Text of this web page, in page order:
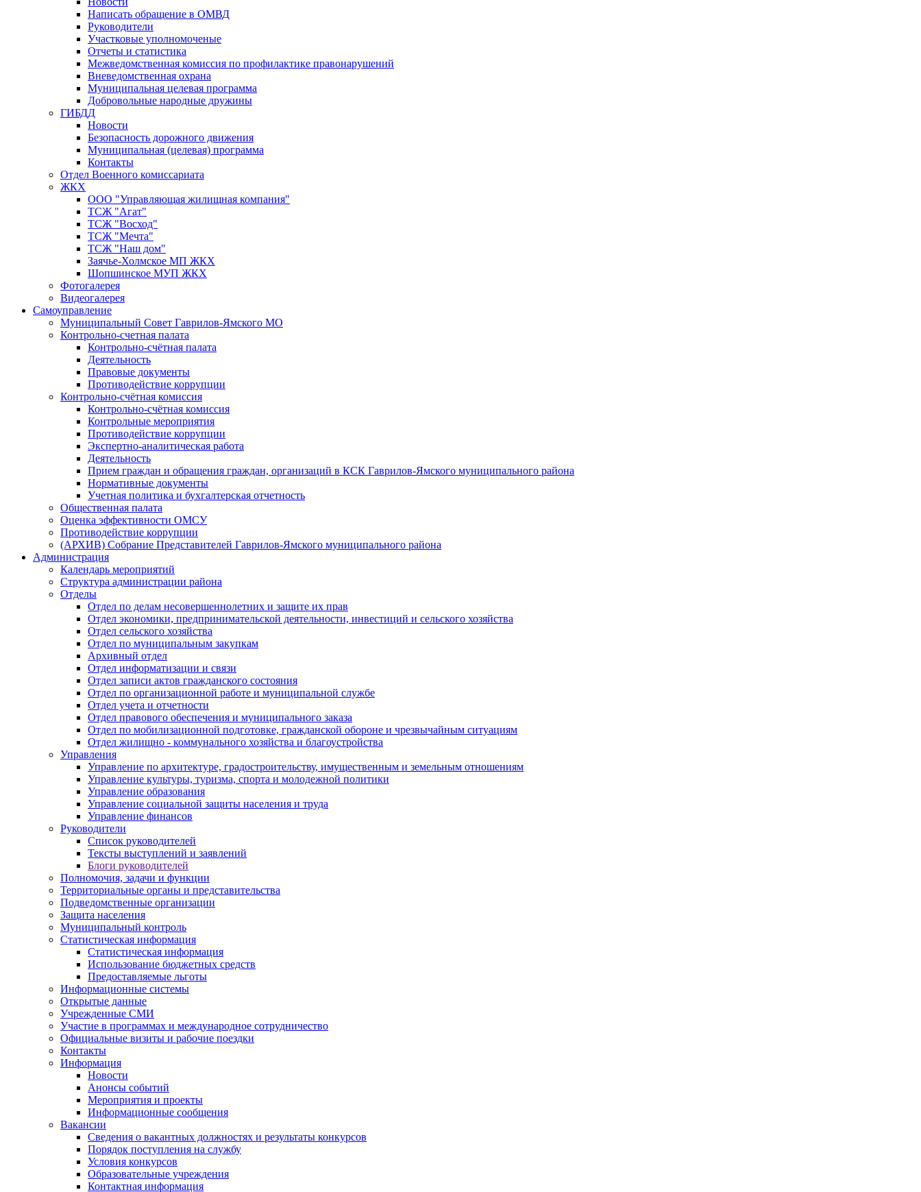
Написать обращение в ОМВД
Руководители
Участковые уполномоченые
Отчеты и статистика
Межведомственная комиссия по профилактике правонарушений
Вневедомственная охрана
Муниципальная целевая программа
Добровольные народные дружины
ГИБДД
Новости
Безопасность дорожного движения
Муниципальная (целевая) программа
Контакты
Отдел Военного комиссариата
ЖКХ
ООО "Управляющая жилищная компания"
ТСЖ "Агат"
ТСЖ "Восход"
ТСЖ "Мечта"
ТСЖ "Наш дом"
Заячье-Холмское МП ЖКХ
Шопшинское МУП ЖКХ
Фотогалерея
Видеогалерея
Самоуправление
Муниципальный Совет Гаврилов-Ямского МО
Контрольно-счетная палата
Контрольно-счётная палата
Деятельность
Правовые документы
Противодействие коррупции
Контрольно-счётная комиссия
Контрольно-счётная комиссия
Контрольные мероприятия
Противодействие коррупции
Экспертно-аналитическая работа
Деятельность
Прием граждан и обращения граждан, организаций в КСК Гаврилов-Ямского муниципального района
Нормативные документы
Учетная политика и бухгалтерская отчетность
Общественная палата
Оценка эффективности ОМСУ
Противодействие коррупции
(АРХИВ) Собрание Представителей Гаврилов-Ямского муниципального района
Администрация
Календарь мероприятий
Структура администрации района
Отделы
Отдел по делам несовершеннолетних и защите их прав
Отдел экономики, предпринимательской деятельности, инвестиций и сельского хозяйства
Отдел сельского хозяйства
Отдел по муниципальным закупкам
Архивный отдел
Отдел информатизации и связи
Отдел записи актов гражданского состояния
Отдел по организационной работе и муниципальной службе
Отдел учета и отчетности
Отдел правового обеспечения и муниципального заказа
Отдел по мобилизационной подготовке, гражданской обороне и чрезвычайным ситуациям
Отдел жилищно - коммунального хозяйства и благоустройства
Управления
Управление по архитектуре, градостроительству, имущественным и земельным отношениям
Управление культуры, туризма, спорта и молодежной политики
Управление образования
Управление социальной защиты населения и труда
Управление финансов
Руководители
Список руководителей
Тексты выступлений и заявлений
Блоги руководителей
Полномочия, задачи и функции
Территориальные органы и представительства
Подведомственные организации
Защита населения
Муниципальный контроль
Статистическая информация
Статистическая информация
Использование бюджетных средств
Предоставляемые льготы
Информационные системы
Открытые данные
Учрежденные СМИ
Участие в программах и международное сотрудничество
Официальные визиты и рабочие поездки
Контакты
Информация
Новости
Анонсы событий
Мероприятия и проекты
Информационные сообщения
Вакансии
Сведения о вакантных должностях и результаты конкурсов
Порядок поступления на службу
Условия конкурсов
Образовательные учреждения
Контактная информация